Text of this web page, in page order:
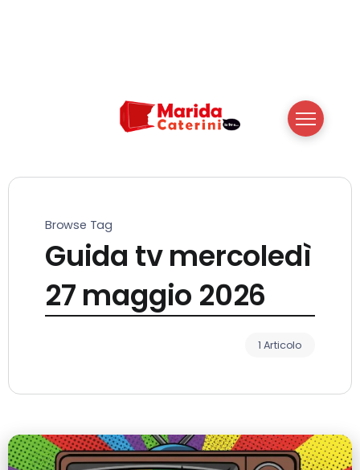
Browse Tag
Guida tv mercoledì
27 maggio 2026
1 Articolo